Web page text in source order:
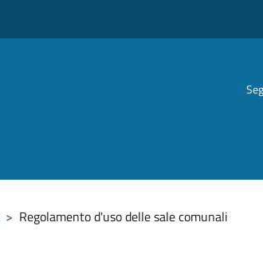
> Regolamento d'uso delle sale comunali